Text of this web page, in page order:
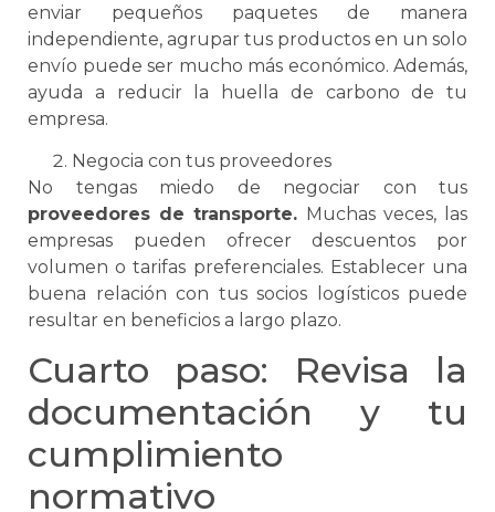
enviar pequeños paquetes de manera
independiente, agrupar tus productos en un solo
envío puede ser mucho más económico. Además,
ayuda a reducir la huella de carbono de tu
empresa.
Negocia con tus proveedores
No tengas miedo de negociar con tus
proveedores de transporte. Muchas veces, las
empresas pueden ofrecer descuentos por
volumen o tarifas preferenciales. Establecer una
buena relación con tus socios logísticos puede
resultar en beneficios a largo plazo.
Cuarto paso: Revisa la
documentación y tu
cumplimiento
normativo